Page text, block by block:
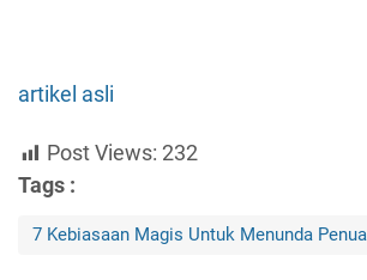
artikel asli
Post Views: 232
Tags :
7 Kebiasaan Magis Untuk Menunda